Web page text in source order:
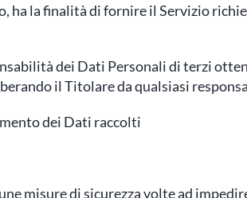
ha la finalità di fornire il Servizio
dei Dati Personali di terzi
il Titolare da qualsiasi
dei Dati raccolti
misure di sicurezza volte ad